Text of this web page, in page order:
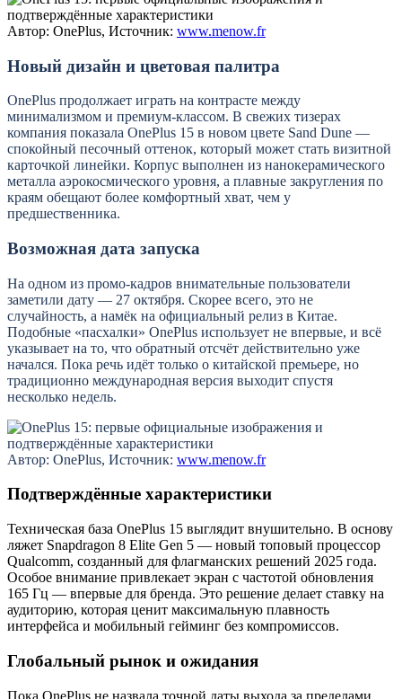
Автор: OnePlus, Источник: www.menow.fr
Новый дизайн и цветовая палитра
OnePlus продолжает играть на контрасте между
минимализмом и премиум-классом. В свежих тизерах
компания показала OnePlus 15 в новом цвете Sand Dune —
спокойный песочный оттенок, который может стать визитной
карточкой линейки. Корпус выполнен из нанокерамического
металла аэрокосмического уровня, а плавные закругления по
краям обещают более комфортный хват, чем у
предшественника.
Возможная дата запуска
На одном из промо-кадров внимательные пользователи
заметили дату — 27 октября. Скорее всего, это не
случайность, а намёк на официальный релиз в Китае.
Подобные «пасхалки» OnePlus использует не впервые, и всё
указывает на то, что обратный отсчёт действительно уже
начался. Пока речь идёт только о китайской премьере, но
традиционно международная версия выходит спустя
несколько недель.
Автор: OnePlus, Источник: www.menow.fr
Подтверждённые характеристики
Техническая база OnePlus 15 выглядит внушительно. В основу
ляжет Snapdragon 8 Elite Gen 5 — новый топовый процессор
Qualcomm, созданный для флагманских решений 2025 года.
Особое внимание привлекает экран с частотой обновления
165 Гц — впервые для бренда. Это решение делает ставку на
аудиторию, которая ценит максимальную плавность
интерфейса и мобильный гейминг без компромиссов.
Глобальный рынок и ожидания
Пока OnePlus не назвала точной даты выхода за пределами